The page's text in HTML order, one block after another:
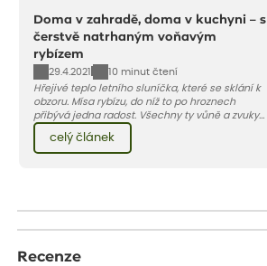
Doma v zahradě, doma v kuchyni – s
čerstvě natrhaným voňavým
rybízem
29.4.2021
10 minut čtení
Hřejivé teplo letního sluníčka, které se sklání k
obzoru. Mísa rybízu, do níž to po hroznech
přibývá jedna radost. Všechny ty vůně a zvuky
červencové zahrady. Sklizeň rybízu do kuchyně
vnese neuvěřitelný klid a radost. A taky trochu
bezstarostnosti dětství při mlsání babiččina
celý článek
Recenze